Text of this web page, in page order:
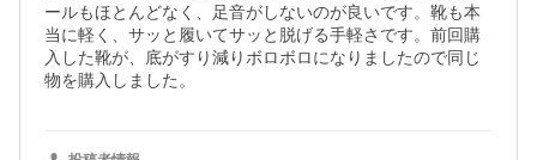
ールもほとんどなく、足音がしないのが良いです。靴も本
当に軽く、サッと履いてサッと脱げる手軽さです。前回購
入した靴が、底がすり減りボロボロになりましたので同じ
物を購入しました。